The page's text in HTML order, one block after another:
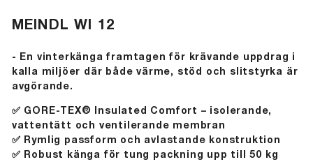
MEINDL WI 12
- En vinterkänga framtagen för krävande uppdrag i
kalla miljöer där både värme, stöd och slitstyrka är
avgörande.
✅ GORE-TEX® Insulated Comfort – isolerande,
vattentätt och ventilerande membran
✅ Rymlig passform och avlastande konstruktion
✅ Robust känga för tung packning upp till 50 kg